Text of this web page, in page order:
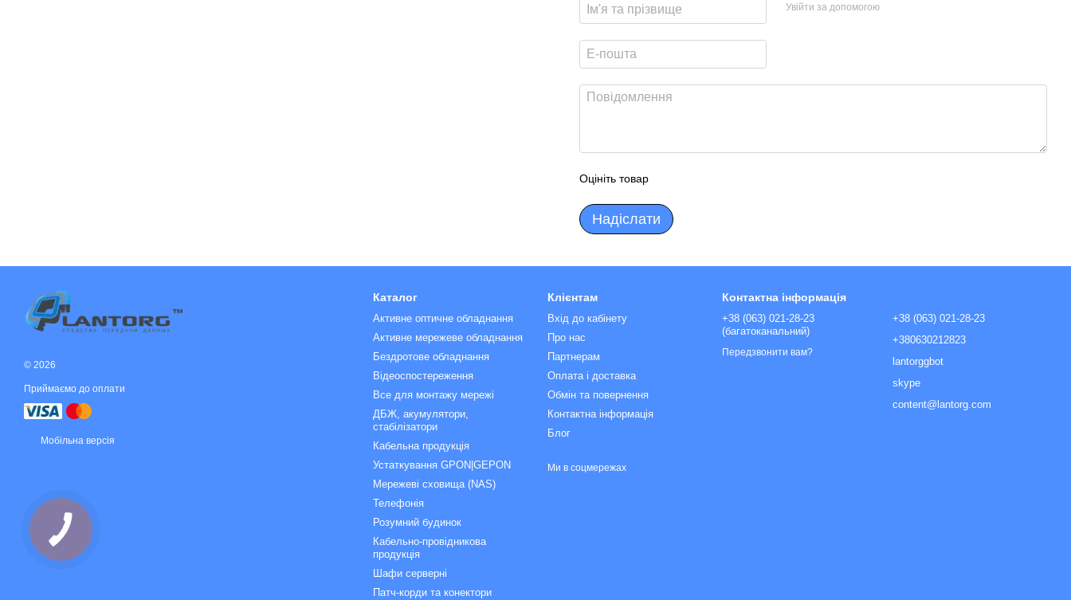
Увійти за допомогою
Оцініть товар
Надіслати
© 2026
Приймаємо до оплати
Мобільна версія
Каталог
Активне оптичне обладнання
Активне мережеве обладнання
Бездротове обладнання
Відеоспостереження
Все для монтажу мережі
ДБЖ, акумулятори,
стабілізатори
Кабельна продукція
Устаткування GPON|GEPON
Мережеві сховища (NAS)
Телефонія
Розумний будинок
Кабельно-провідникова
продукція
Шафи серверні
Патч-корди та конектори
Клієнтам
Вхід до кабінету
Про нас
Партнерам
Оплата і доставка
Обмін та повернення
Контактна інформація
Блог
Ми в соцмережах
Контактна інформація
+38 (063) 021-28-23
(багатоканальний)
Передзвонити вам?
+38 (063) 021-28-23
+380630212823
lantorggbot
skype
content@lantorg.com